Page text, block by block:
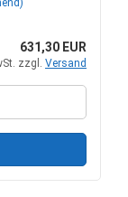
631,30 EUR
zzgl. Versand